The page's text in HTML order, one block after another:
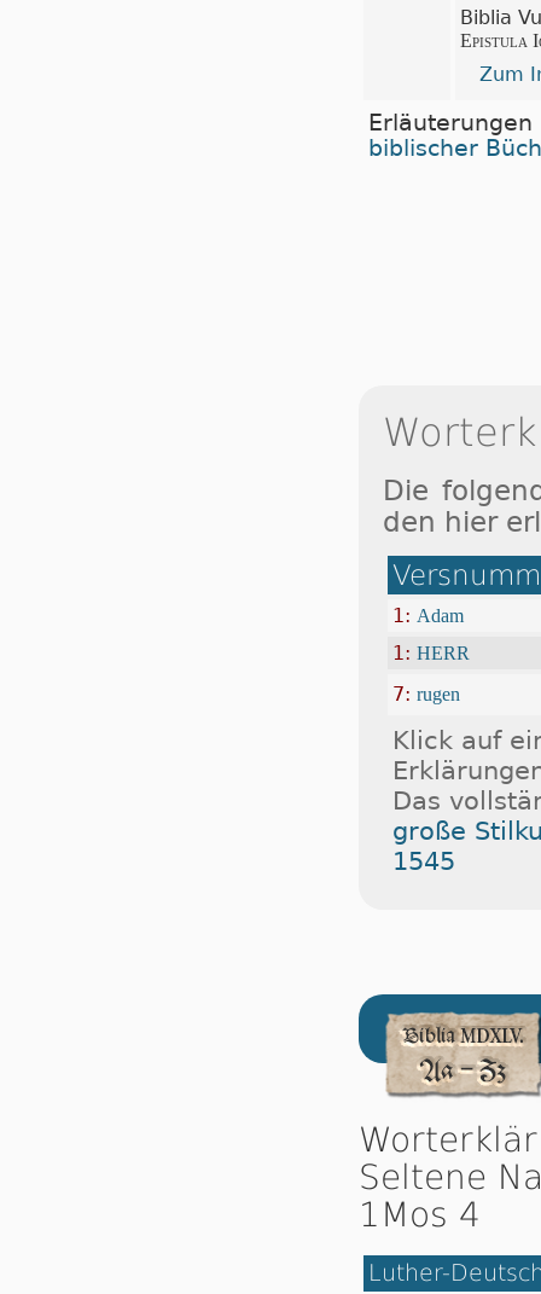
Biblia
Epistula
Zum
biblischer
Die
den hier
1: Adam
1: HERR
7: rugen
Klick auf
Das
große
1545
Seltene
1Mos 4
Luther-